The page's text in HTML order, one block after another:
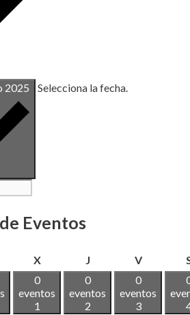
2025 Selecciona la fecha.
Eventos
Xmiércoles
Jjueves Vviernes
0
eventos
1
0
eventos
2
0
eventos
3